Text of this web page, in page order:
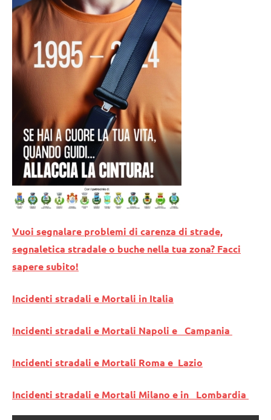
Vuoi segnalare problemi di carenza di strade,
segnaletica stradale o buche nella tua zona? Facci
sapere subito!
Incidenti stradali e Mortali in Italia
Incidenti stradali e Mortali Napoli e Campania
Incidenti stradali e Mortali Roma e Lazio
Incidenti stradali e Mortali Milano e in Lombardia